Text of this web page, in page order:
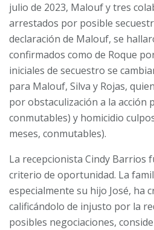
julio de 2023, Malouf y tres
arrestados por posible
declaración de Malouf, se
confirmados como de Roque
iniciales de secuestro se
para Malouf, Silva y Rojas,
por obstaculización a la acción
conmutables) y homicidio
meses, conmutables).
La recepcionista Cindy Barrios
criterio de oportunidad. La
especialmente su hijo José, ha
calificándolo de injusto por la
posibles negociaciones,